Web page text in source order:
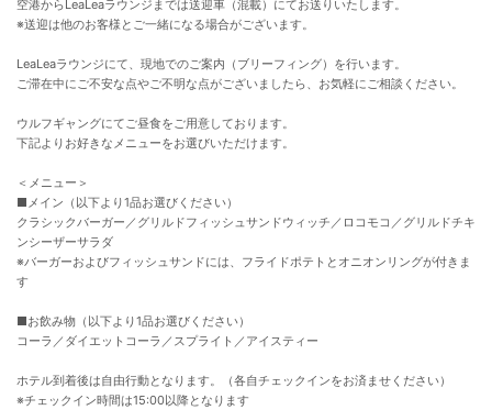
空港からLeaLeaラウンジまでは送迎車（混載）にてお送りいたします。
※送迎は他のお客様とご一緒になる場合がございます。
LeaLeaラウンジにて、現地でのご案内（ブリーフィング）を行います。
ご滞在中にご不安な点やご不明な点がございましたら、お気軽にご相談ください。
ウルフギャングにてご昼食をご用意しております。
下記よりお好きなメニューをお選びいただけます。
＜メニュー＞
■メイン（以下より1品お選びください）
クラシックバーガー／グリルドフィッシュサンドウィッチ／ロコモコ／グリルドチキ
ンシーザーサラダ
※バーガーおよびフィッシュサンドには、フライドポテトとオニオンリングが付きま
す
■お飲み物（以下より1品お選びください）
コーラ／ダイエットコーラ／スプライト／アイスティー
ホテル到着後は自由行動となります。（各自チェックインをお済ませください）
※チェックイン時間は15:00以降となります